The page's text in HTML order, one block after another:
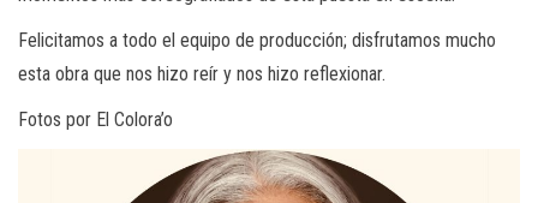
Felicitamos a todo el equipo de producción; disfrutamos mucho
esta obra que nos hizo reír y nos hizo reflexionar.
Fotos por El Colora’o